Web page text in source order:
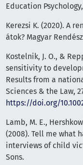
Education
Kerezsi K. (2020). A
átok? Magyar
Kostelnik, J. O., &
sensitivity to
Results from a
Sciences & the Law,
https://doi.org/
Lamb, M. E.,
(2008). Tell me what
interviews of child
Sons.